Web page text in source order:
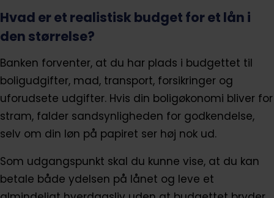
Hvad er et realistisk budget for et lån i
den størrelse?
Banken forventer, at du har plads i budgettet til
boligudgifter, mad, transport, forsikringer og
uforudsete udgifter. Hvis din boligøkonomi bliver for
stram, falder sandsynligheden for godkendelse,
selv om din løn på papiret ser høj nok ud.
Som udgangspunkt skal du kunne vise, at du kan
betale både ydelsen på lånet og leve et